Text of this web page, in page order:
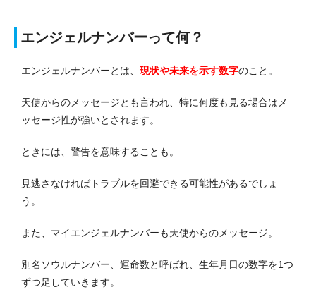
エンジェルナンバーって何？
エンジェルナンバーとは、 現状や未来を示す数字のこと。
天使からのメッセージとも言われ、特に何度も見る場合はメ
ッセージ性が強いとされます。
ときには、警告を意味することも。
見逃さなければトラブルを回避できる可能性があるでしょ
う。
また、マイエンジェルナンバーも天使からのメッセージ。
別名ソウルナンバー、運命数と呼ばれ、生年月日の数字を1つ
ずつ足していきます。